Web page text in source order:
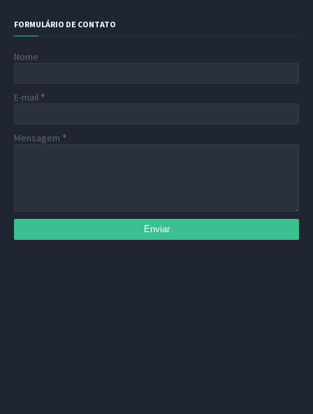
FORMULÁRIO DE CONTATO
Nome
E-mail *
Mensagem *